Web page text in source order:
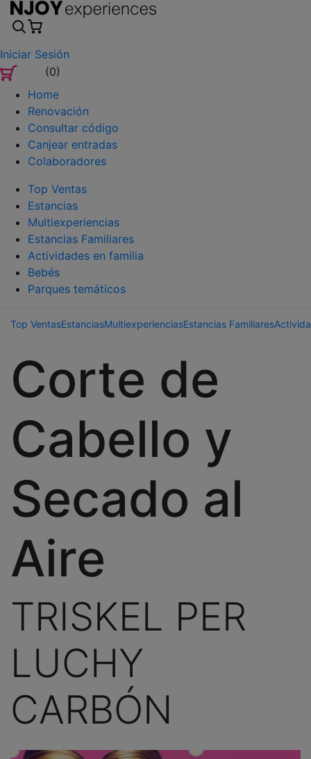
Iniciar Sesión
(0)
Home
Renovación
Consultar código
Canjear entradas
Colaboradores
Top Ventas
Estancias
Multiexperiencias
Estancias Familiares
Actividades en familia
Bebés
Parques temáticos
Top VentasEstanciasMultiexperienciasEstancias Familiares
Corte de
Cabello y
Secado al
Aire
TRISKEL PER
LUCHY
CARBÓN